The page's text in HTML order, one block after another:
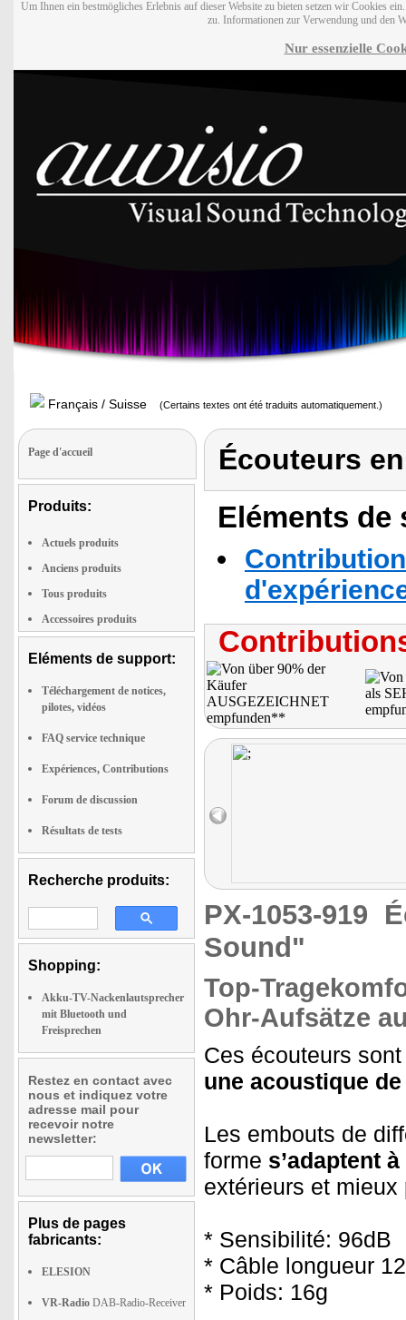
Um Ihnen ein bestmögliches Erlebnis auf dieser Website zu bieten setzen wir Cookies
zu. Informationen zur Verwendung und den
Nur essenzielle
Français / Suisse (Certains textes ont été traduits automatiquement.)
Page d'accueil
Produits:
Actuels produits
Anciens produits
Tous produits
Accessoires produits
Eléments de support:
Téléchargement de notices,
pilotes, vidéos
FAQ service technique
Expériences, Contributions
Forum de discussion
Résultats de tests
Recherche produits:
Shopping:
Akku-TV-Nackenlautsprecher
mit Bluetooth und
Freisprechen
Restez en contact avec
nous et indiquez votre
adresse mail pour
recevoir notre
newsletter:
Plus de pages
fabricants:
ELESION
VR-Radio DAB-Radio-Receiver
Écouteurs
Eléments
PX-1053-919
Sound"
Top-
Ohr-Aufsätze
Ces écouteurs
une acoustique
Les embouts de
forme s’adaptent
extérieurs et
* Sensibilité: 96dB
* Câble longueur
* Poids: 16g